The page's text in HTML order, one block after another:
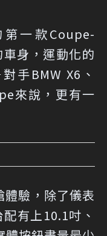
一款Coupe-
身，運動化的
手BMW X6、
來說，更有一
驗，除了儀表
有上10.1吋、